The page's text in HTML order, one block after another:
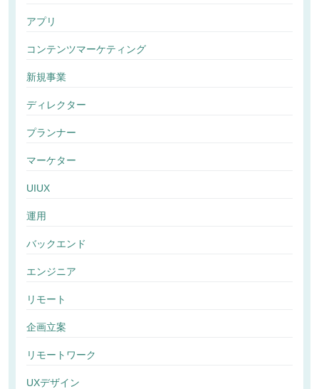
アプリ
コンテンツマーケティング
新規事業
ディレクター
プランナー
マーケター
UIUX
運用
バックエンド
エンジニア
リモート
企画立案
リモートワーク
UXデザイン